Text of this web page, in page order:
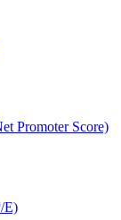
Promoter Score)
E)